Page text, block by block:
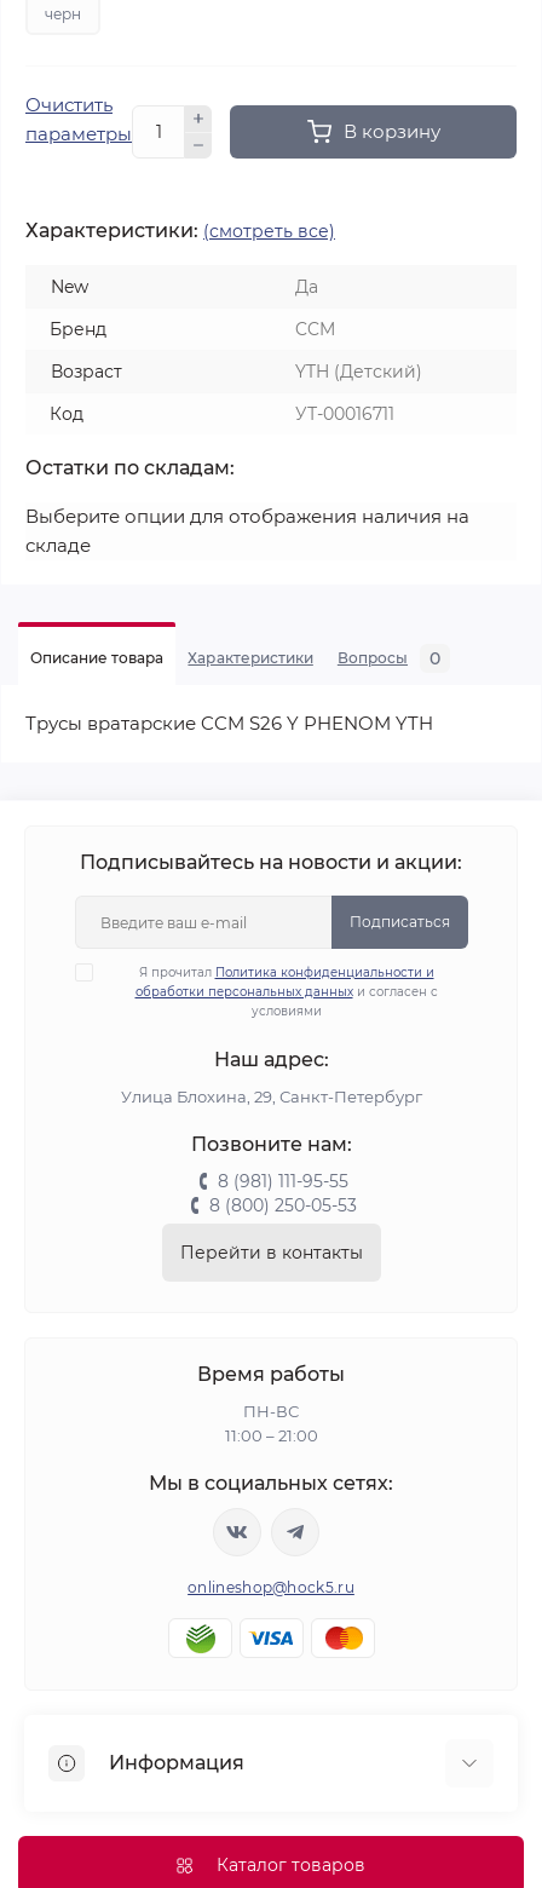
черн
Очистить
параметры
В корзину
Характеристики: (смотреть все)
New
Да
Бренд
CCM
Возраст
YTH (Детский)
Код
УТ-00016711
Остатки по складам:
Выберите опции для отображения наличия на
складе
Описание товара Характеристики Вопросы 0
Трусы вратарские CCM S26 Y PHENOM YTH
Подписывайтесь на новости и акции:
Подписаться
Я прочитал Политика конфиденциальности и
обработки персональных данныхи согласен с
условиями
Наш адрес:
Улица Блохина, 29, Санкт-Петербург
Позвоните нам:
8 (981) 111-95-55
8 (800) 250-05-53
Перейти в контакты
Время работы
ПН-ВС
11:00 – 21:00
Мы в социальных сетях:
onlineshop@hock5.ru
Информация
Каталог товаров